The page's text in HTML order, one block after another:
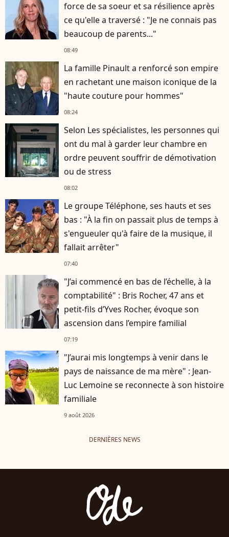
force de sa soeur et sa résilience après
ce qu'elle a traversé : "Je ne connais pas
beaucoup de parents..."
08:49
La famille Pinault a renforcé son empire
en rachetant une maison iconique de la
"haute couture pour hommes"
08:24
Selon Les spécialistes, les personnes qui
ont du mal à garder leur chambre en
ordre peuvent souffrir de démotivation
ou de stress
08:02
Le groupe Téléphone, ses hauts et ses
bas : "À la fin on passait plus de temps à
s'engueuler qu'à faire de la musique, il
fallait arrêter"
07:40
"J’ai commencé en bas de l’échelle, à la
comptabilité" : Bris Rocher, 47 ans et
petit-fils d’Yves Rocher, évoque son
ascension dans l’empire familial
07:19
"J’aurai mis longtemps à venir dans le
pays de naissance de ma mère" : Jean-
Luc Lemoine se reconnecte à son histoire
familiale
9 août 2026
DERNIÈRES NEWS